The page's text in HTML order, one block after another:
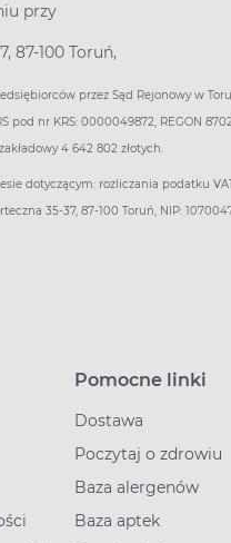
przy
87-100 Toruń,
przez Sąd Rejonowy w
pod nr KRS: 0000049872, REGON
4 642 802 złotych.
dotyczącym: rozliczania podatku
35-37, 87-100 Toruń, NIP:
Pomocne linki
Dostawa
Poczytaj o zdrowiu
Baza alergenów
Baza aptek